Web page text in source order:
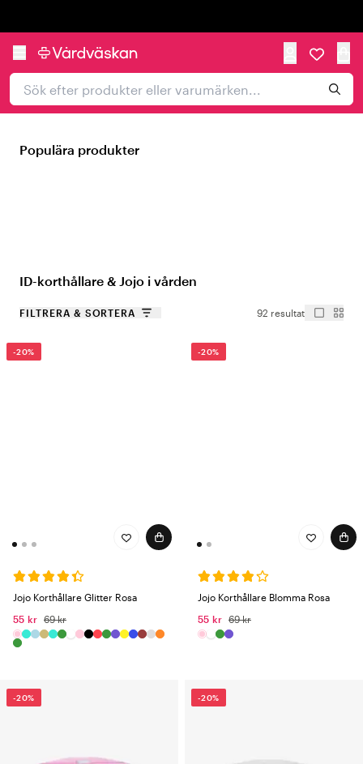
Populära produkter
ID-korthållare & Jojo i vården
FILTRERA & SORTERA 92 resultat
-20%
Jojo Korthållare Glitter Rosa
55 kr 69 kr
-20%
Jojo Korthållare Blomma Rosa
55 kr 69 kr
-20% -20%